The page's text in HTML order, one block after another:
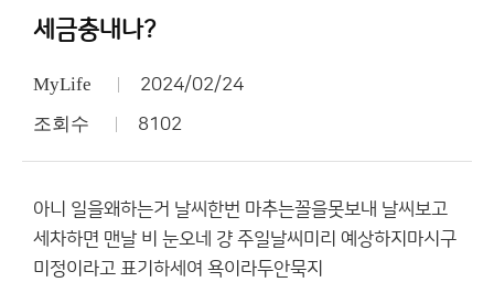
세금충내나?
MyLife 2024/02/24
조회수 8102
아니 일을왜하는거 날씨한번 마추는꼴을못보내 날씨보고
세차하면 맨날 비 눈오네 걍 주일날씨미리 예상하지마시구
미정이라고 표기하세여 욕이라두안묵지